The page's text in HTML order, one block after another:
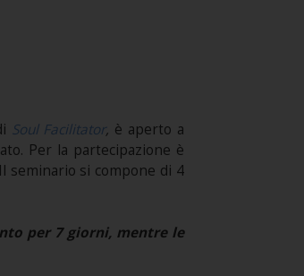
Soul Facilitator, è aperto a
Per la partecipazione è
seminario si compone di 4
per 7 giorni, mentre le